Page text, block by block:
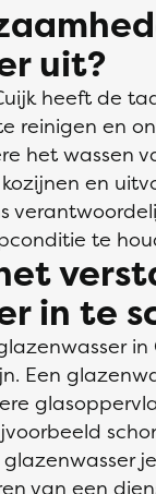
uit?
heeft de
reinigen en
het wassen
en
te
in te
Een
van een